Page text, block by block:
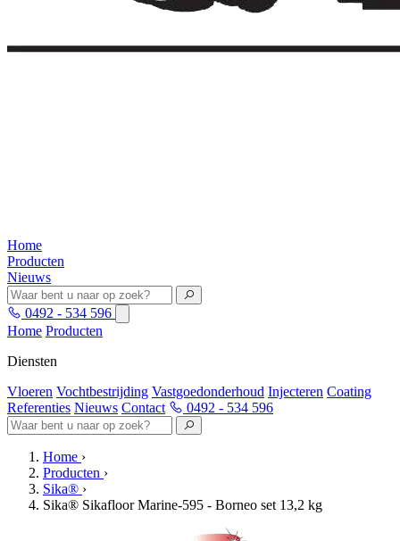
Home
Producten
Nieuws
0492 - 534 596
Home Producten
Diensten
Vloeren Vochtbestrijding Vastgoedonderhoud Injecteren Coating
Referenties Nieuws Contact 0492 - 534 596
Home ›
Producten ›
Sika® ›
Sika® Sikafloor Marine-595 - Borneo set 13,2 kg